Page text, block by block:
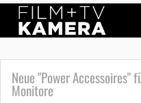
Neue "Power
Monitore